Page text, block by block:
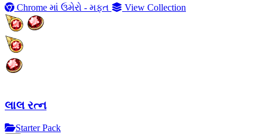
Chrome માં ઉમેરો - મફત
View Collection
લાલ રત્ન
Starter Pack